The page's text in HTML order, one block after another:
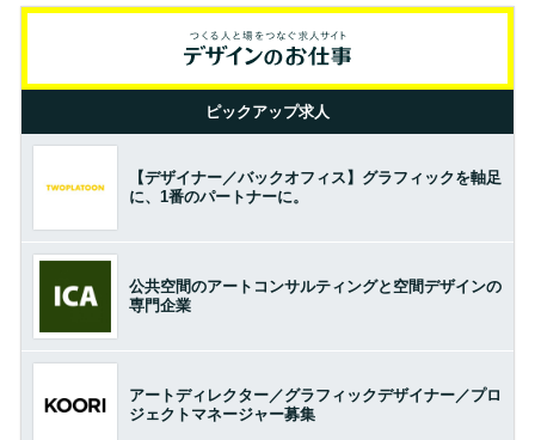
ピックアップ求人
【デザイナー／バックオフィス】グラフィックを軸足
に、1番のパートナーに。
公共空間のアートコンサルティングと空間デザインの
専門企業
アートディレクター／グラフィックデザイナー／プロ
ジェクトマネージャー募集